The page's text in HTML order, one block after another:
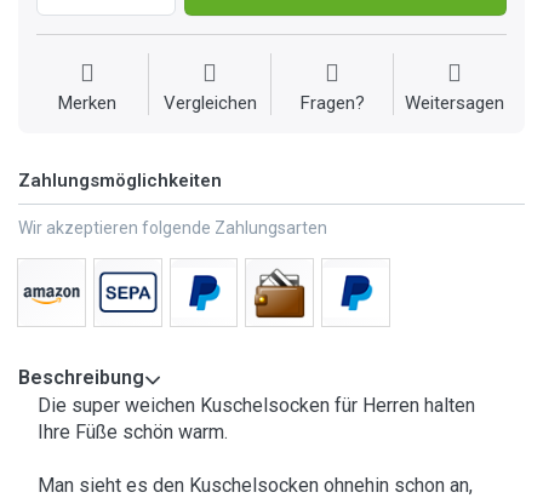
Merken Vergleichen Fragen? Weitersagen
Zahlungsmöglichkeiten
Wir akzeptieren folgende Zahlungsarten
Beschreibung
Die super weichen Kuschelsocken für Herren halten
Ihre Füße schön warm.
Man sieht es den Kuschelsocken ohnehin schon an,